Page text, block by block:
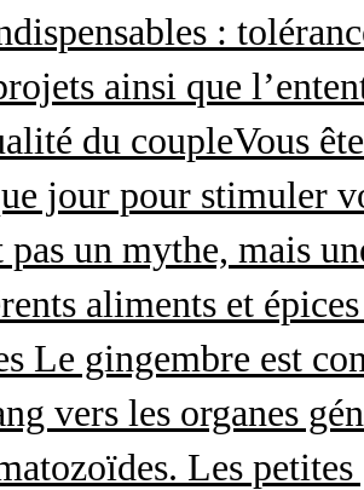
:
ainsi que
du coupleVous
jour pour stimuler
pas un mythe, mais
aliments et
Le gingembre est
vers les organes
Les